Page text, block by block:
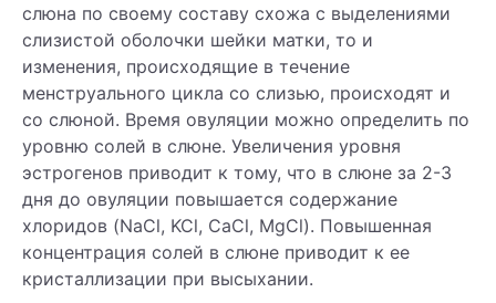
слюна по своему составу схожа с выделениями
слизистой оболочки шейки матки, то и
изменения, происходящие в течение
менструального цикла со слизью, происходят и
со слюной. Время овуляции можно определить по
уровню солей в слюне. Увеличения уровня
эстрогенов приводит к тому, что в слюне за 2-3
дня до овуляции повышается содержание
хлоридов (NaCl, KCl, CaCl, MgCl). Повышенная
концентрация солей в слюне приводит к ее
кристаллизации при высыхании.